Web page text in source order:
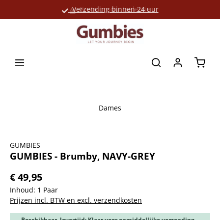
Verzending binnen 24 uur
Grote productselectie
Dames
GUMBIES
GUMBIES - Brumby, NAVY-GREY
€ 49,95
Inhoud: 1 Paar
Prijzen incl. BTW en excl. verzendkosten